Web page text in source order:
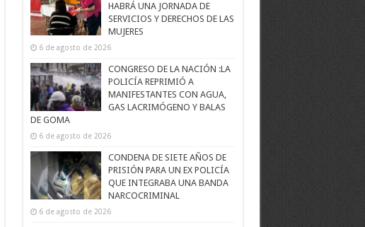
HABRÁ UNA JORNADA DE
SERVICIOS Y DERECHOS DE LAS
MUJERES
6 de agosto de 2026
CONGRESO DE LA NACIÓN :LA
POLICÍA REPRIMIÓ A
MANIFESTANTES CON AGUA,
GAS LACRIMÓGENO Y BALAS
DE GOMA
6 de agosto de 2026
CONDENA DE SIETE AÑOS DE
PRISIÓN PARA UN EX POLICÍA
QUE INTEGRABA UNA BANDA
NARCOCRIMINAL
6 de agosto de 2026